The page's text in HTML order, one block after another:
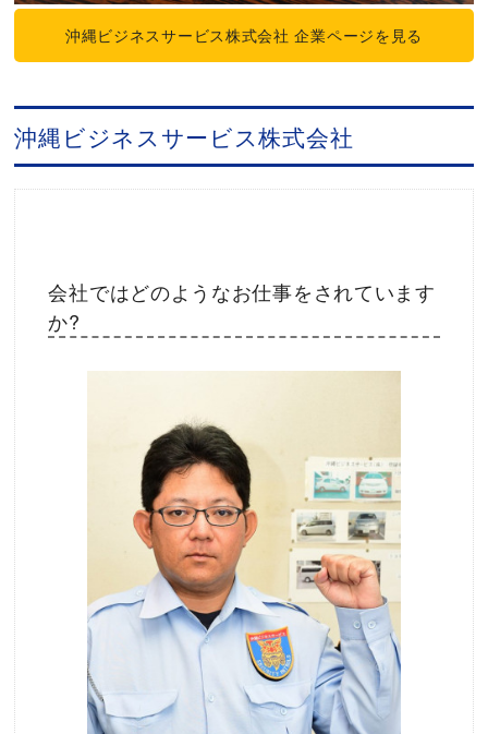
沖縄ビジネスサービス株式会社 企業ページを見る
沖縄ビジネスサービス株式会社
会社ではどのようなお仕事をされています
か?